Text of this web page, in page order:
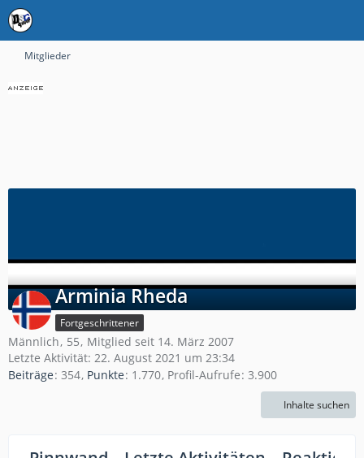
Mitglieder
Arminia Rheda
Fortgeschrittener
Männlich 55 Mitglied seit 14. März 2007
Letzte Aktivität: 22. August 2021 um 23:34
Beiträge 354 Punkte 1.770 Profil-Aufrufe 3.900
Inhalte suchen